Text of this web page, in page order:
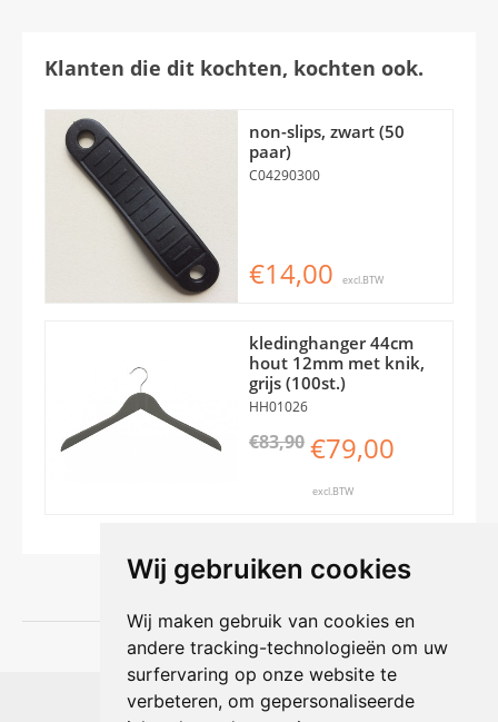
Wij gebruiken cookies
Wij maken gebruik van cookies en
andere tracking-technologieën om uw
surfervaring op onze website te
verbeteren, om gepersonaliseerde
Klanten die dit kochten, kochten ook.
non-slips, zwart (50
paar)
C04290300
€14,00 excl.BTW
kledinghanger 44cm
hout 12mm met knik,
grijs (100st.)
HH01026
€83,90 €79,00
excl.BTW
Shophouse online